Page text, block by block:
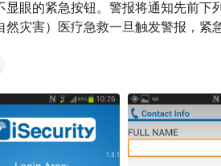
眼的紧急按钮。警报将通知先前下
灾害）医疗急救一旦触发警报，紧
过电子邮件向选定的联系人，给朋